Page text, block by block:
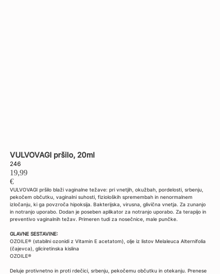
VULVOVAGI pršilo, 20ml
246
19,99
€
VULVOVAGI pršilo blaži vaginalne težave: pri vnetjih, okužbah, pordelosti, srbenju,
pekočem občutku, vaginalni suhosti, fizioloških spremembah in nenormalnem
izločanju, ki ga povzroča hipoksija. Bakterijska, virusna, glivična vnetja. Za zunanjo
in notranjo uporabo. Dodan je poseben aplikator za notranjo uporabo. Za terapijo in
preventivo vaginalnih težav. Primeren tudi za nosečnice, male punčke.
GLAVNE SESTAVINE:
OZOILE® (stabilni ozonidi z Vitamin E acetatom), olje iz listov Melaleuca Alternifolia
(čajevca), gliciretinska kislina
OZOILE®
Deluje protivnetno in proti rdečici, srbenju, pekočemu občutku in otekanju. Prenese